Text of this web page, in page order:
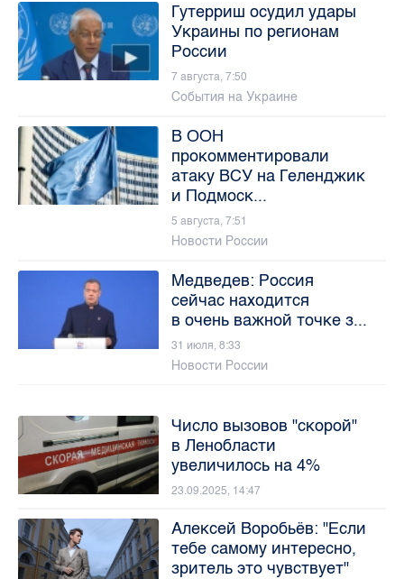
Гутерриш осудил удары
Украины по регионам
России
7 августа, 7:50
События на Украине
В ООН
прокомментировали
атаку ВСУ на Геленджик
и Подмоск...
5 августа, 7:51
Новости России
Медведев: Россия
сейчас находится
в очень важной точке з...
31 июля, 8:33
Новости России
Число вызовов "скорой"
в Ленобласти
увеличилось на 4%
23.09.2025, 14:47
Алексей Воробьёв: "Если
тебе самому интересно,
зритель это чувствует"